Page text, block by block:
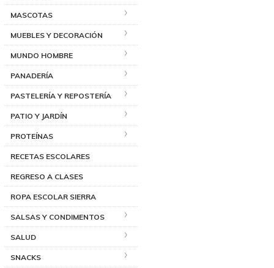
MASCOTAS
MUEBLES Y DECORACIÓN
MUNDO HOMBRE
PANADERÍA
PASTELERÍA Y REPOSTERÍA
PATIO Y JARDÍN
PROTEÍNAS
RECETAS ESCOLARES
REGRESO A CLASES
ROPA ESCOLAR SIERRA
SALSAS Y CONDIMENTOS
SALUD
SNACKS